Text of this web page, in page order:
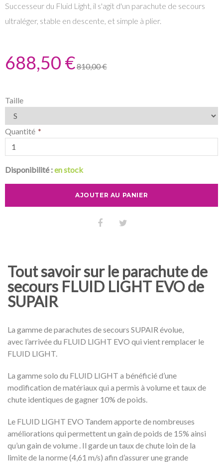
Successeur du Fluid Light, il s'agit d'un parachute de secours
ultraléger, stable en descente, et simple à plier.
688,50 €810,00 €
Taille
Quantité
Disponibilité :en stock
AJOUTER AU PANIER
Tout savoir sur le parachute de
secours FLUID LIGHT EVO de
SUPAIR
La gamme de parachutes de secours SUPAIR évolue,
avec l’arrivée du FLUID LIGHT EVO qui vient remplacer le
FLUID LIGHT.
La gamme solo du FLUID LIGHT a bénéficié d’une
modification de matériaux qui a permis à volume et taux de
chute identiques de gagner 10% de poids.
Le FLUID LIGHT EVO Tandem apporte de nombreuses
améliorations qui permettent un gain de poids de 15% ainsi
qu’un gain de volume . Il garde un taux de chute loin de la
limite de la norme (4,61 m/s) afin d’assurer une grande